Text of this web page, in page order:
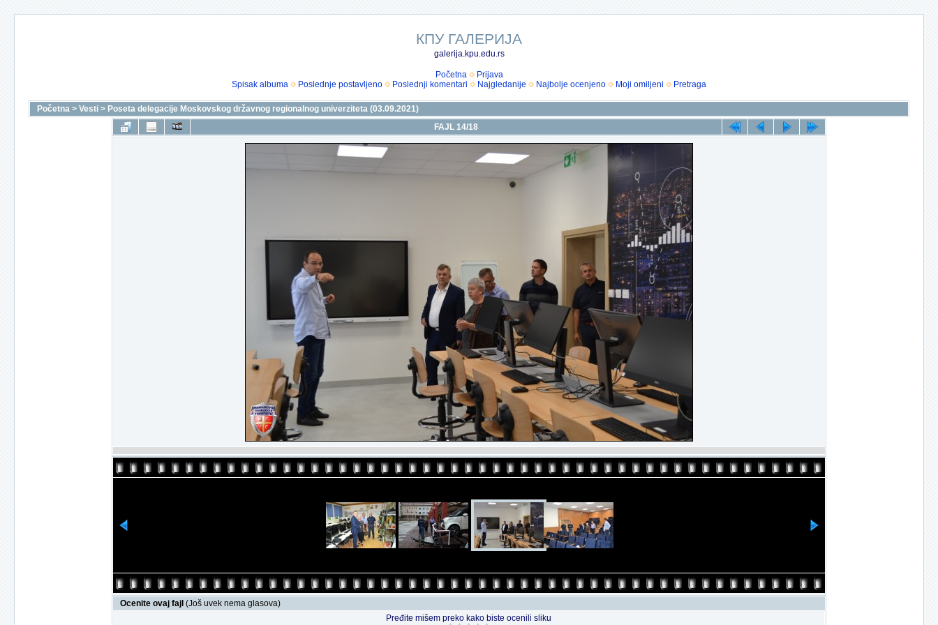
КПУ ГАЛЕРИЈА
galerija.kpu.edu.rs
Početna
Prijava
Spisak albuma
Poslednje postavljeno Poslednji komentari Najgledanije Najbolje ocenjeno Moji omiljeni Pretraga
Početna > Vesti > Poseta delegacije Moskovskog državnog regionalnog univerziteta (03.09.2021)
FAJL 14/18
Ocenite ovaj fajl (Još uvek nema glasova)
Pređite mišem preko kako biste ocenili sliku